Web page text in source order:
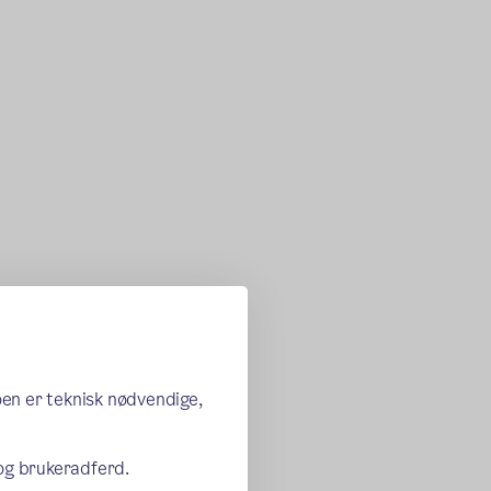
er teknisk nødvendige,
brukeradferd.